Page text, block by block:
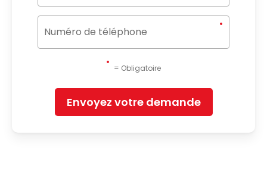
= Obligatoire
Envoyez votre demande